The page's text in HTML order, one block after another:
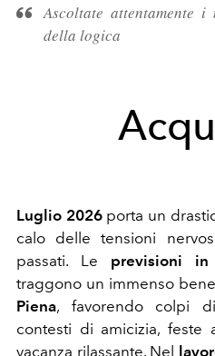
Ascoltate attentamente
della logica
Luglio 2026porta un
calo delle tensioni
passati. Le previsioni
traggono un immenso
Piena, favorendo colpi
contesti di amicizia, feste
vacanza rilassante. Nel